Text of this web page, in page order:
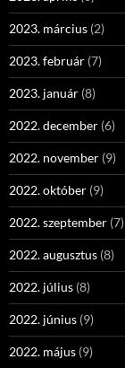
2023. március (2)
2023. február (7)
2023. január (8)
2022. december (6)
2022. november (9)
2022. október (9)
2022. szeptember (7)
2022. augusztus (8)
2022. július (8)
2022. június (9)
2022. május (9)